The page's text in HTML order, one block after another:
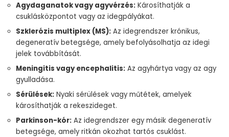
Agydaganatok vagy agyvérzés: Károsíthatják a
csuklásközpontot vagy az idegpályákat.
Szklerózis multiplex (MS): Az idegrendszer krónikus,
degeneratív betegsége, amely befolyásolhatja az idegi
jelek továbbítását.
Meningitis vagy encephalitis: Az agyhártya vagy az agy
gyulladása.
Sérülések: Nyaki sérülések vagy műtétek, amelyek
károsíthatják a rekeszideget.
Parkinson-kór: Az idegrendszer egy másik degeneratív
betegsége, amely ritkán okozhat tartós csuklást.